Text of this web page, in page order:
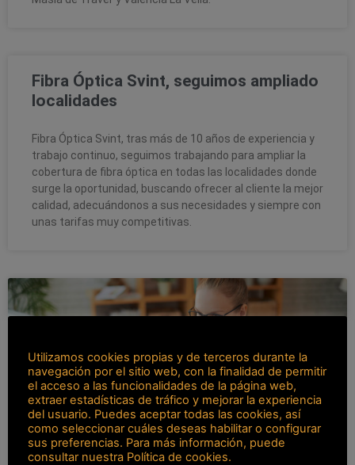
Fibra Óptica Svint, seguimos ampliado
localidades
Fibra Óptica Svint, tras más de 10 años de experiencia y
trabajo continuo, seguimos trabajando para ampliar la
cobertura de fibra óptica en todas las localidades donde
surge la oportunidad, buscando ofrecer al cliente la mejor
calidad, adecuándonos a sus necesidades y siempre con
unas tarifas muy competitivas.
Utilizamos cookies propias y de terceros durante la
navegación por el sitio web, con la finalidad de permitir
el acceso a las funcionalidades de la página web,
extraer estadísticas de tráfico y mejorar la experiencia
del usuario. Puedes aceptar todas las cookies, así
como seleccionar cuáles deseas habilitar o configurar
sus preferencias. Para más información, puede
consultar nuestra Política de cookies.